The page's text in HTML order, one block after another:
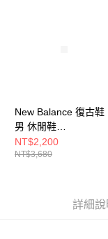
New Balance 復古鞋
男 休閒鞋
BB550GWB-D
NT$2,200
NT$3,680
詳細說